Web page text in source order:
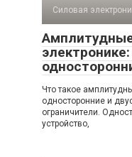
Силовая
Что такое
односторонние и
ограничители.
устройство,